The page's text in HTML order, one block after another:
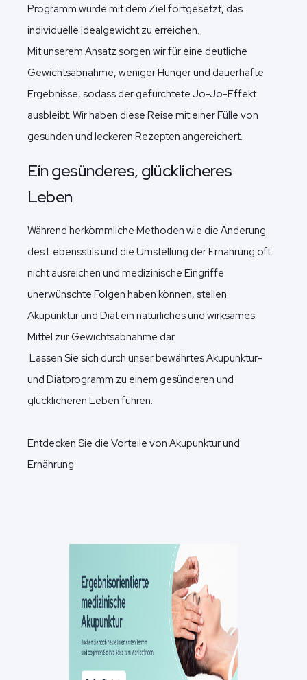
Programm wurde mit dem Ziel fortgesetzt, das
individuelle Idealgewicht zu erreichen.
Mit unserem Ansatz sorgen wir für eine deutliche
Gewichtsabnahme, weniger Hunger und dauerhafte
Ergebnisse, sodass der gefürchtete Jo-Jo-Effekt
ausbleibt. Wir haben diese Reise mit einer Fülle von
gesunden und leckeren Rezepten angereichert.
Ein gesünderes, glücklicheres
Leben
Während herkömmliche Methoden wie die Änderung
des Lebensstils und die Umstellung der Ernährung oft
nicht ausreichen und medizinische Eingriffe
unerwünschte Folgen haben können, stellen
Akupunktur und Diät ein natürliches und wirksames
Mittel zur Gewichtsabnahme dar.
Lassen Sie sich durch unser bewährtes Akupunktur-
und Diätprogramm zu einem gesünderen und
glücklicheren Leben führen.
Entdecken Sie die Vorteile von Akupunktur und
Ernährung